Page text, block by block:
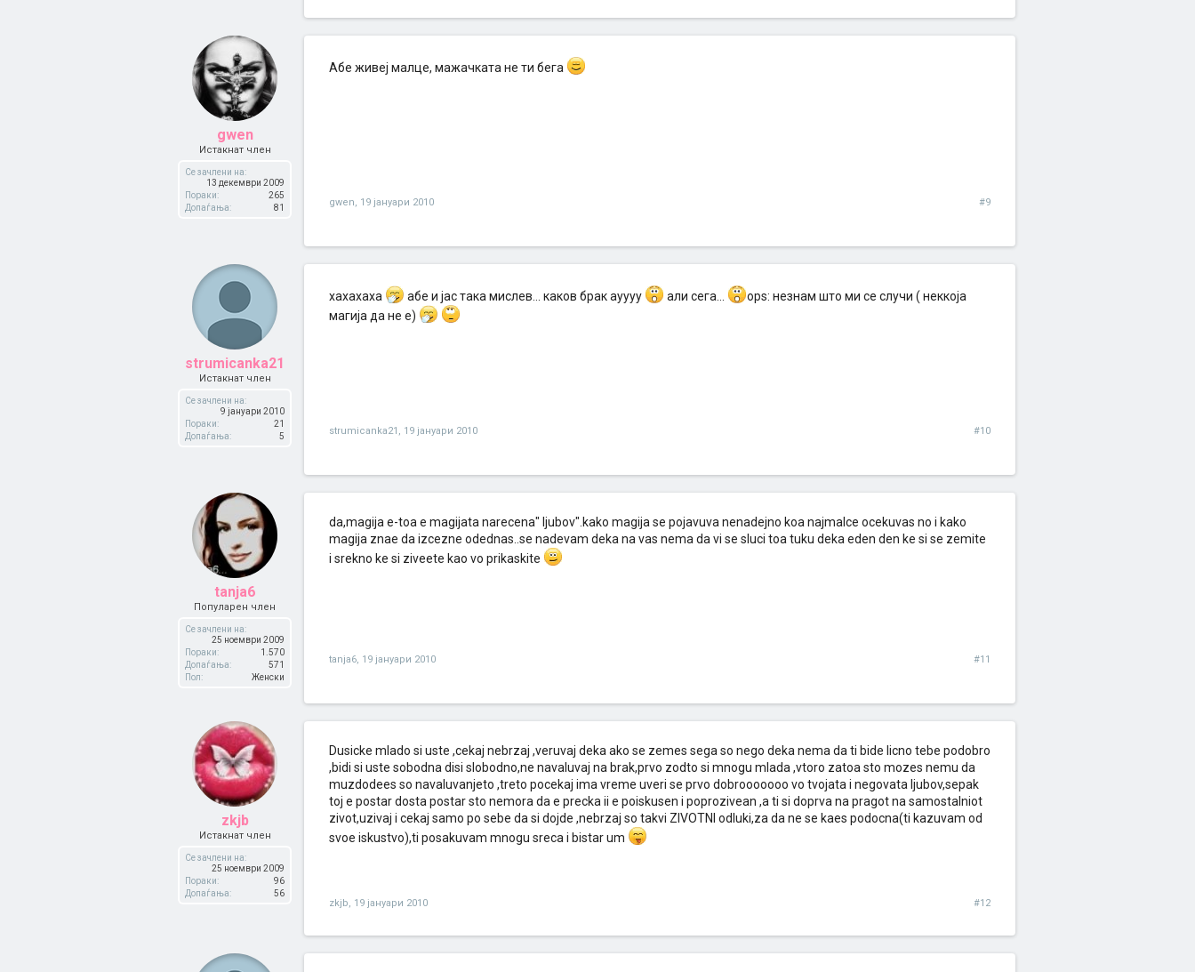
gwen
Истакнат член
Се зачлени на:
13 декември 2009
Пораки:
265
Допаѓања:
81
Абе живеј малце, мажачката не ти бега
gwen, 19 јануари 2010 #9
strumicanka21
Истакнат член
Се зачлени на:
9 јануари 2010
Пораки:
21
Допаѓања:
5
хахахаха абе и јас така мислев... каков брак ауууу али сега...
ops: незнам што ми се случи ( неккоја
магија да не е)
strumicanka21 , 19 јануари 2010 #10
tanja6
Популарен член
Се зачлени на:
25 ноември 2009
Пораки:
1.570
Допаѓања:
571
Пол:
Женски
da,magija e-toa e magijata narecena" ljubov".kako magija se pojavuva nenadejno koa najmalce ocekuvas no i kako
magija znae da izcezne odednas..se nadevam deka na vas nema da vi se sluci toa tuku deka eden den ke si se zemite
i srekno ke si ziveete kao vo prikaskite
tanja6, 19 јануари 2010 #11
zkjb
Истакнат член
Се зачлени на:
25 ноември 2009
Пораки:
96
Допаѓања:
56
Dusicke mlado si uste ,cekaj nebrzaj ,veruvaj deka ako se zemes sega so nego deka nema da ti bide licno tebe podobro
,bidi si uste sobodna disi slobodno,ne navaluvaj na brak,prvo zodto si mnogu mlada ,vtoro zatoa sto mozes nemu da
muzdodees so navaluvanjeto ,treto pocekaj ima vreme uveri se prvo dobrooooooo vo tvojata i negovata ljubov,sepak
toj e postar dosta postar sto nemora da e precka ii e poiskusen i poprozivean ,a ti si doprva na pragot na samostalniot
zivot,uzivaj i cekaj samo po sebe da si dojde ,nebrzaj so takvi ZIVOTNI odluki,za da ne se kaes podocna(ti kazuvam od
svoe iskustvo),ti posakuvam mnogu sreca i bistar um
zkjb, 19 јануари 2010 #12